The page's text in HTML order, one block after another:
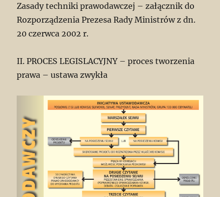
Zasady techniki prawodawczej – załącznik do
Rozporządzenia Prezesa Rady Ministrów z dn.
20 czerwca 2002 r.
II. PROCES LEGISLACYJNY – proces tworzenia
prawa – ustawa zwykła